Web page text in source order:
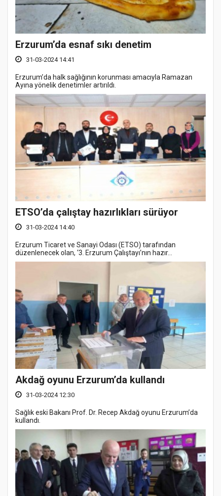
Erzurum’da esnaf sıkı denetim
31-03-2024 14:41
Erzurum’da halk sağlığının korunması amacıyla Ramazan
Ayına yönelik denetimler artırıldı.
ETSO’da çalıştay hazırlıkları sürüyor
31-03-2024 14:40
Erzurum Ticaret ve Sanayi Odası (ETSO) tarafından
düzenlenecek olan, ‘3. Erzurum Çalıştayı’nın hazır...
Akdağ oyunu Erzurum’da kullandı
31-03-2024 12:30
Sağlık eski Bakanı Prof. Dr. Recep Akdağ oyunu Erzurum’da
kullandı.